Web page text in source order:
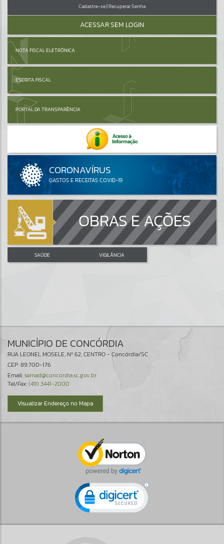
Por favor, aguarde...
Cadastre-se|Recuperar Senha
ACESSAR SEM LOGIN
NOTA FISCAL ELETRÔNICA
ESCRITA FISCAL
PORTAL DA TRANSPARÊNCIA
OBRAS E AÇÕES
SAÚDE VIGILÂNCIA
MUNICÍPIO DE CONCÓRDIA
RUA LEONEL MOSELE, Nº 62, CENTRO - Concórdia/SC
CEP: 89.700-176
Email:semad@concordia.sc.gov.br
Tel/Fax:(49) 3441-2000
Visualizar Endereço no Mapa